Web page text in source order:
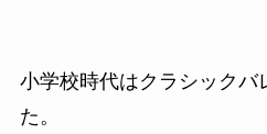
小学校時代はクラシックバ
た。